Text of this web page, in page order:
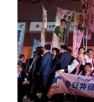
務局TEL：0568-
りお待ちしていま
しい内容で、とて
が出来ました。今
までtogetherして
ことで、見える景
の「挑戦してみた
しませんか？「